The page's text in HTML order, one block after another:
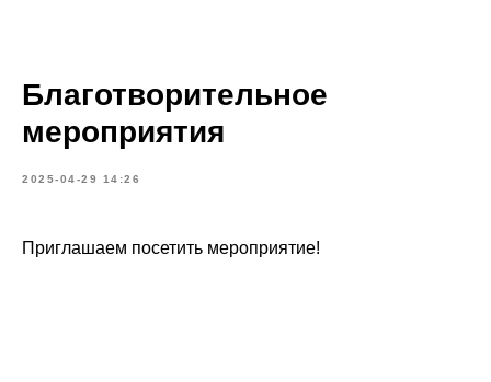
Благотворительное
мероприятия
2025-04-29 14:26
Приглашаем посетить мероприятие!